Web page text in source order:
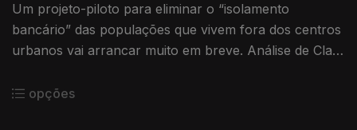
Um projeto-piloto para eliminar o “isolamento
bancário” das populações que vivem fora dos centros
urbanos vai arrancar muito em breve. Análise de Clara
opções